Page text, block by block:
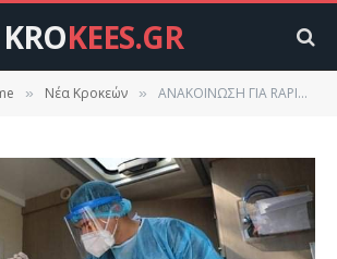
KROKEES.GR
» Νέα Κροκεών » ΑΝΑΚΟΙΝΩΣΗ ΓΙΑ RAPID TESTS ΣΤΙΣ ΚΡΟΚΕΕΣ